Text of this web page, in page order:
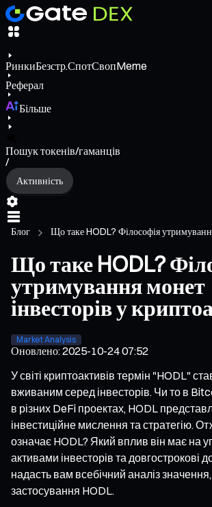
РинкиБезстр.СпотСвопMeme
Реферал
Більше
Пошук токенів/гаманців
/
Активність
Блог Що таке HODL? Філософія
Що таке HODL?
утримування монет
інвесторів у
Market Analysis
Оновлено:2025-10-24 07:52
У світі криптоактивів термін "HODL"
вживаним серед інвесторів. Чи то в
в різних DeFi проектах, HODL
інвестиційне мислення та стратегію.
означає HODL? Який вплив він має на
активами інвесторів та довгострокові
надасть вам всебічний аналіз
застосування HODL.